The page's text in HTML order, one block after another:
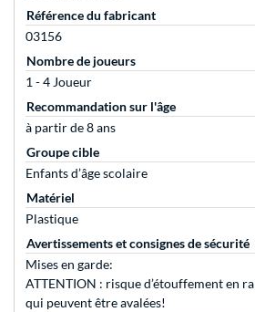
Référence du fabricant
03156
Nombre de joueurs
1 - 4 Joueur
Recommandation sur l'âge
à partir de 8 ans
Groupe cible
Enfants d’âge scolaire
Matériel
Plastique
Avertissements et consignes de sécurité
Mises en garde:
ATTENTION : risque d’étouffement en
qui peuvent être avalées!